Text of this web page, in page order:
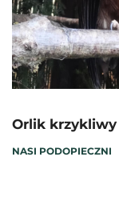
Orlik krzykliwy
NASI PODOPIECZNI